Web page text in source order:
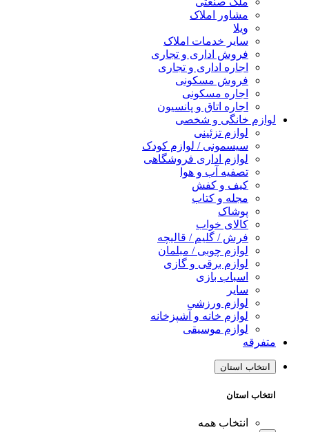
مشاور املاک
ویلا
سایر خدمات املاک
فروش اداری و تجاری
اجاره اداری و تجاری
فروش مسکونی
اجاره مسکونی
اجاره اتاق و پانسیون
لوازم خانگی و شخصی
لوازم تزئینی
سیسمونی / لوازم کودک
لوازم اداری فروشگاهی
تصفیه آب و هوا
کیف و کفش
مجله و کتاب
پوشاک
کالای خواب
فرش / گلیم / قالیچه
لوازم چوبی / مبلمان
لوازم برقی و گازی
اسباب بازی
سایر
لوازم ورزشی
لوازم خانه و آشپزخانه
لوازم موسیقی
متفرقه
انتخاب استان
انتخاب استان
انتخاب همه